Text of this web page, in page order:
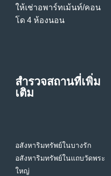
ให้เช่าอพาร์ทเม้นท์/คอน
โด 4 ห้องนอน
สำรวจสถานที่เพิ่ม
เติม
อสังหาริมทรัพย์ในบางรัก
อสังหาริมทรัพย์ในแถบวัดพระ
ใหญ่